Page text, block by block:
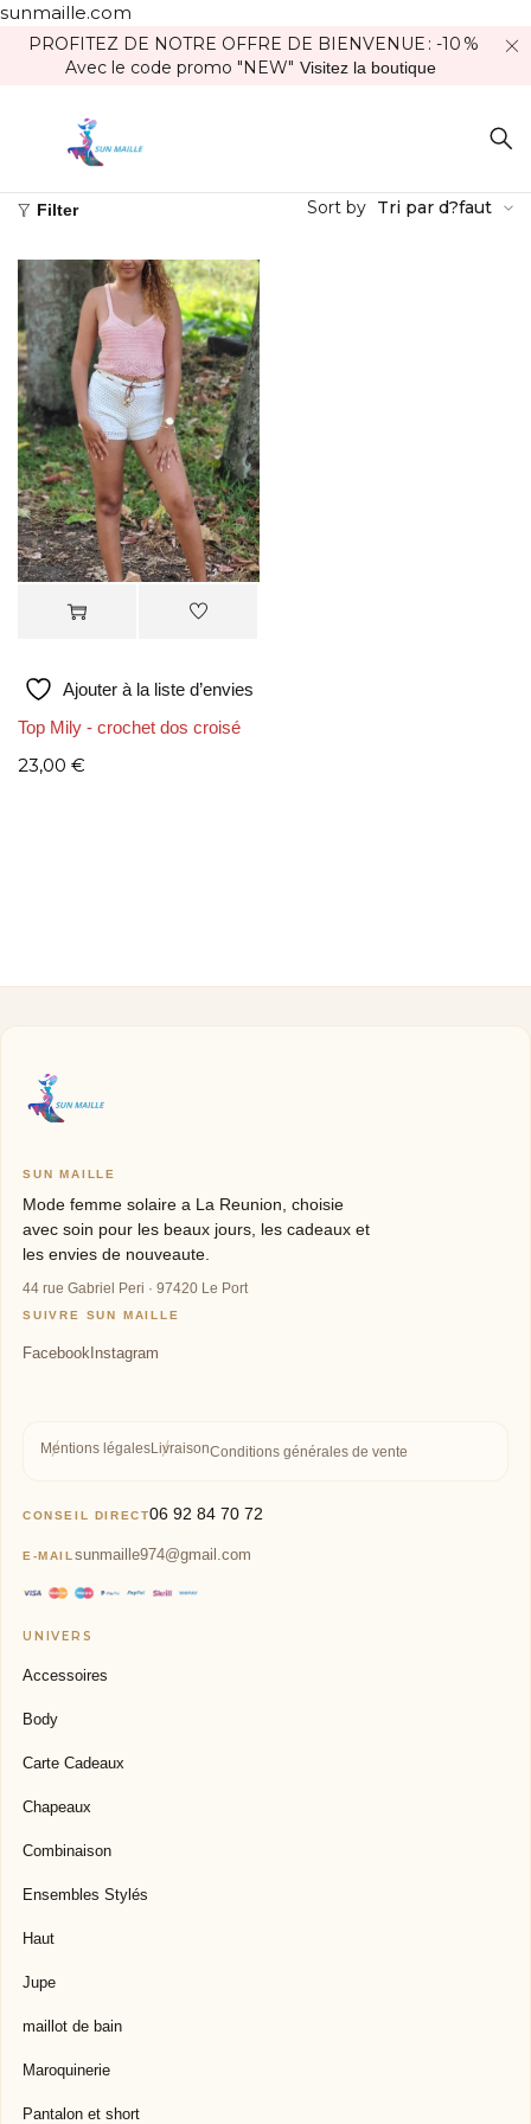
sunmaille.com
PROFITEZ DE NOTRE OFFRE DE BIENVENUE : -10 %
Avec le code promo "NEW" Visitez la boutique
Filter Sort by Tri par d?faut
Ajouter à la liste d’envies
Top Mily - crochet dos croisé
23,00 €
SUN MAILLE
Mode femme solaire a La Reunion, choisie
avec soin pour les beaux jours, les cadeaux et
les envies de nouveaute.
44 rue Gabriel Peri · 97420 Le Port
SUIVRE SUN MAILLE
Mentions légalesLivraisonConditions générales de vente
CONSEIL DIRECT06 92 84 70 72
E-MAIL sunmaille974@gmail.com
Accessoires
Body
Carte Cadeaux
Chapeaux
Combinaison
Ensembles Stylés
Haut
Jupe
maillot de bain
Maroquinerie
Pantalon et short